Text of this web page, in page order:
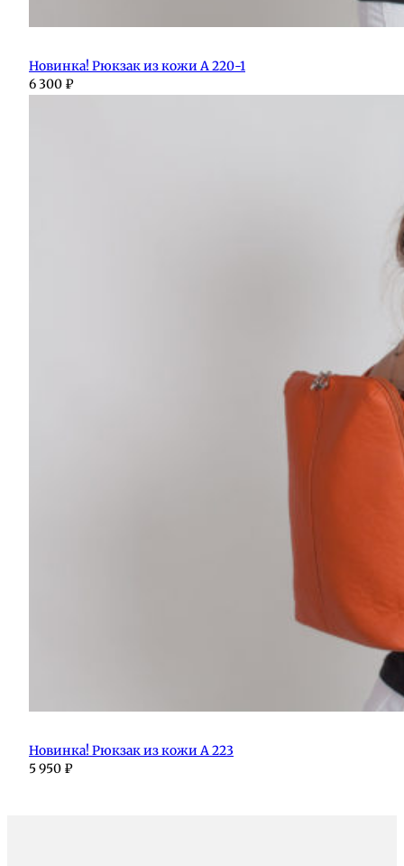
Новинка! Рюкзак из кожи А 220-1
6 300 ₽
Новинка! Рюкзак из кожи А 223
5 950 ₽